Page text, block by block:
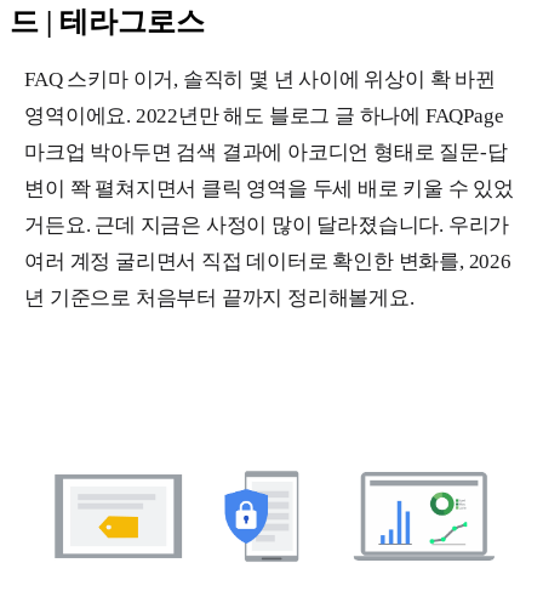
드 | 테라그로스
FAQ 스키마 이거, 솔직히 몇 년 사이에 위상이 확 바뀐
영역이에요. 2022년만 해도 블로그 글 하나에 FAQPage
마크업 박아두면 검색 결과에 아코디언 형태로 질문-답
변이 쫙 펼쳐지면서 클릭 영역을 두세 배로 키울 수 있었
거든요. 근데 지금은 사정이 많이 달라졌습니다. 우리가
여러 계정 굴리면서 직접 데이터로 확인한 변화를, 2026
년 기준으로 처음부터 끝까지 정리해볼게요.